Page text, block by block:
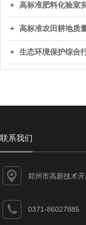
高标准肥料化验室
高标准农田耕地质
生态环境保护综合
联系我们
郑州市高新技术
0371-86027885